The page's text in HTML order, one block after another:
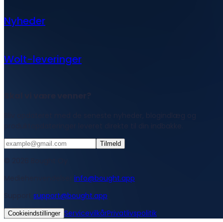
Nyheder
Wolt-leveringer
Tilmeld
info@bought.app
support@bought.app
Cookieindstillinger ServicevilkårPrivatlivspolitik